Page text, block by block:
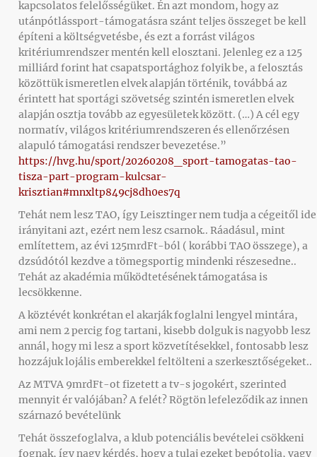
kapcsolatos felelősségüket. Én azt mondom, hogy az
utánpótlássport-támogatásra szánt teljes összeget be kell
építeni a költségvetésbe, és ezt a forrást világos
kritériumrendszer mentén kell elosztani. Jelenleg ez a 125
milliárd forint hat csapatsportághoz folyik be, a felosztás
közöttük ismeretlen elvek alapján történik, továbbá az
érintett hat sportági szövetség szintén ismeretlen elvek
alapján osztja tovább az egyesületek között. (…) A cél egy
normatív, világos kritériumrendszeren és ellenőrzésen
alapuló támogatási rendszer bevezetése.”
https://hvg.hu/sport/20260208_sport-tamogatas-tao-
tisza-part-program-kulcsar-
krisztian#mnxltp849cj8dh0es7q
Tehát nem lesz TAO, így Leisztinger nem tudja a cégeitől ide
irányitani azt, ezért nem lesz csarnok.. Ráadásul, mint
említettem, az évi 125mrdFt-ból ( korábbi TAO összege), a
dzsúdótól kezdve a tömegsportig mindenki részesedne..
Tehát az akadémia működtetésének támogatása is
lecsökkenne.
A köztévét konkrétan el akarják foglalni lengyel mintára,
ami nem 2 percig fog tartani, kisebb dolguk is nagyobb lesz
annál, hogy mi lesz a sport közvetítésekkel, fontosabb lesz
hozzájuk lojális emberekkel feltölteni a szerkesztőségeket..
Az MTVA 9mrdFt-ot fizetett a tv-s jogokért, szerinted
mennyit ér valójában? A felét? Rögtön lefeleződik az innen
szárnazó bevételünk
Tehát összefoglalva, a klub potenciális bevételei csökkeni
fognak, így nagy kérdés, hogy a tulaj ezeket bepótolja, vagy